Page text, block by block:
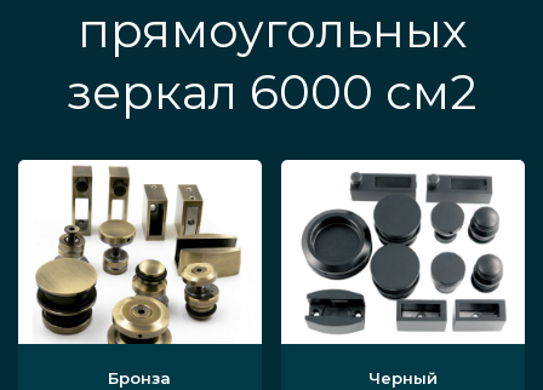
прямоугольных
зеркал 6000 см2
Бронза Черный